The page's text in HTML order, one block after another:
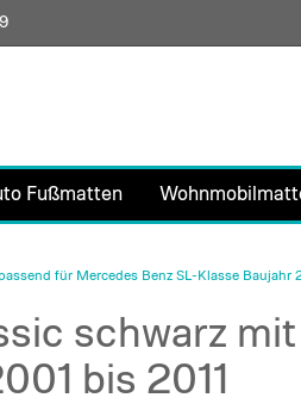
Direkt
zum
Fußmatten
für Mercedes Benz SL-Klasse Baujahr
schwarz
bis 2011